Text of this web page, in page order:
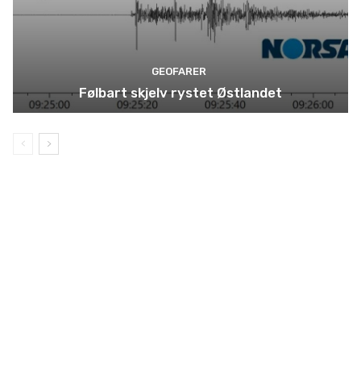
GEOFARER
Følbart skjelv rystet Østlandet